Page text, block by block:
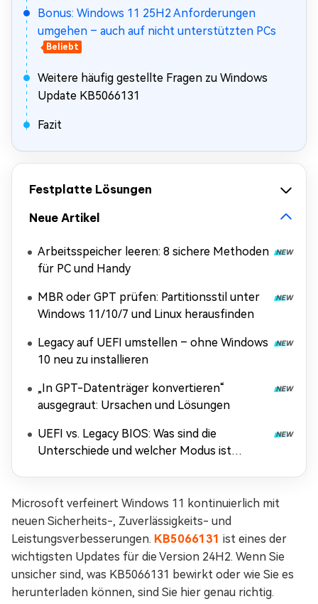
Bonus: Windows 11 25H2 Anforderungen
umgehen – auch auf nicht unterstützten PCs
Beliebt
Weitere häufig gestellte Fragen zu Windows
Update KB5066131
Fazit
Festplatte Lösungen
Neue Artikel
Arbeitsspeicher leeren: 8 sichere Methoden
für PC und Handy
MBR oder GPT prüfen: Partitionsstil unter
Windows 11/10/7 und Linux herausfinden
Legacy auf UEFI umstellen – ohne Windows
10 neu zu installieren
„In GPT-Datenträger konvertieren“
ausgegraut: Ursachen und Lösungen
UEFI vs. Legacy BIOS: Was sind die
Unterschiede und welcher Modus ist
Microsoft verfeinert Windows 11 kontinuierlich mit
neuen Sicherheits-, Zuverlässigkeits- und
Leistungsverbesserungen. KB5066131 ist eines der
wichtigsten Updates für die Version 24H2. Wenn Sie
unsicher sind, was KB5066131 bewirkt oder wie Sie es
herunterladen können, sind Sie hier genau richtig.